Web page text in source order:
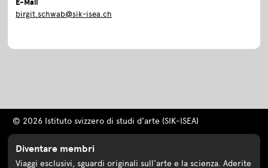
E-Mail
birgit.schwab@sik-isea.ch
© 2026 Istituto svizzero di studi d'arte (SIK-ISEA)
Diventare membri
Viaggi esclusivi, sguardi originali sull'arte e la scienza. Aderite